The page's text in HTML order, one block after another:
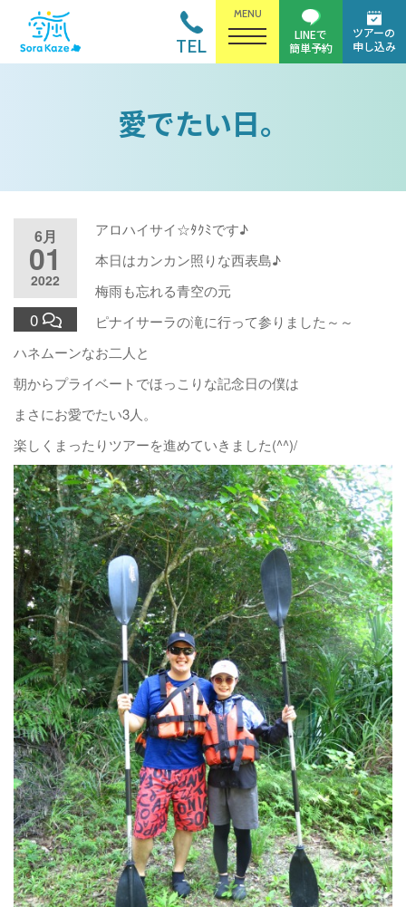
MENU
TEL
ツアーの
申し込み
LINEで
簡単予約
愛でたい日。
6月
01
2022
0
アロハイサイ☆ﾀｸﾐです♪
本日はカンカン照りな西表島♪
梅雨も忘れる青空の元
ピナイサーラの滝に行って参りました～～
ハネムーンなお二人と
朝からプライベートでほっこりな記念日の僕は
まさにお愛でたい3人。
楽しくまったりツアーを進めていきました(^^)/